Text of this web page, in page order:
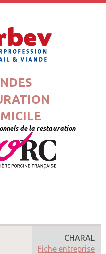
de la restauration
CHARAL
Fiche entreprise